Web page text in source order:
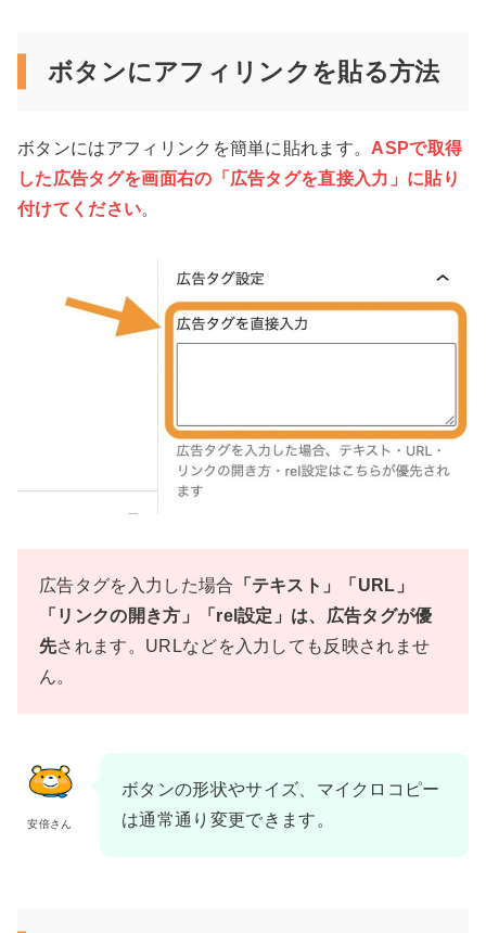
ボタンにアフィリンクを貼る方法
ボタンにはアフィリンクを簡単に貼れます。 ASPで取得
した広告タグを画面右の「広告タグを直接入力」に貼り
付けてください。
広告タグを入力した場合 「テキスト」「URL」
「リンクの開き方」「rel設定」は、広告タグが優
先されます。URLなどを入力しても反映されませ
ん。
安倍さん
ボタンの形状やサイズ、マイクロコピー
は通常通り変更できます。